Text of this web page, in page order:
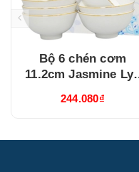
Bộ 6 chén cơm
11.2cm Jasmine
(03119901406)
244.080₫